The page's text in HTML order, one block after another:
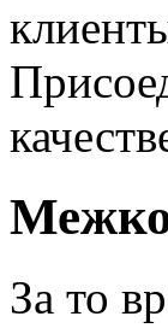
За то